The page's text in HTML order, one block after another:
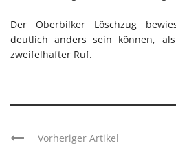
Der Oberbilker Löschzug
deutlich anders sein können,
zweifelhafter Ruf.
Vorheriger Artikel